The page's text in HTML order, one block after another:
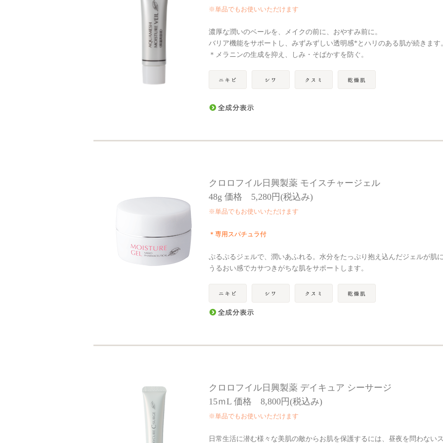
※単品でもお使いいただけます
濃厚な潤いのベールを、メイクの前に、おやすみ前に。
バリア機能をサポートし、みずみずしい透明感*とハリのある肌が続きます
＊メラニンの生成を抑え、しみ・そばかすを防ぐ。
クロロフイル日興製薬 モイスチャージェル
48g 価格 5,280円(税込み)
※単品でもお使いいただけます
＊専用スパチュラ付
ぷるぷるジェルで、潤いあふれる。水分をたっぷり抱え込んだジェルが肌
うるおい感でカサつきがちな肌をサポートします。
クロロフイル日興製薬 デイキュア シーサージ
15ｍL 価格 8,800円(税込み)
※単品でもお使いいただけます
日常生活に潜む様々な美肌の敵からお肌を保護するには、昼夜を問わない